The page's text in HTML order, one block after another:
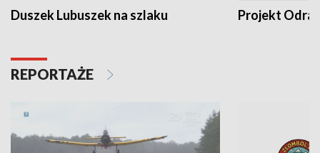
Duszek Lubuszek na szlaku Projekt Odra
REPORTAŻE